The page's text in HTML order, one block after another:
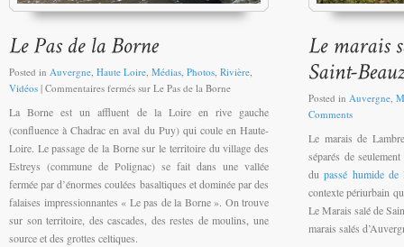
Posted in Auvergne, Haute Loire, Médias, Photos, Rivière,
Vidéos | Commentaires fermés sur Le Pas de la Borne
La Borne est un affluent de la Loire en rive gauche
(confluence à Chadrac en aval du Puy) qui coule en Haute-
Loire. Le passage de la Borne sur le territoire du village des
Estreys (commune de Polignac) se fait dans une vallée
fermée par d’énormes coulées basaltiques et dominée par des
falaises impressionnantes « Le pas de la Borne ». On trouve
sur son territoire, des cascades, des restes de moulins, une
source et des grottes celtiques.
Posted in Auvergne
Comments
Le marais de
séparés de
dupassé humide de
contexte périurbain
Le Marais salé de
marais salés